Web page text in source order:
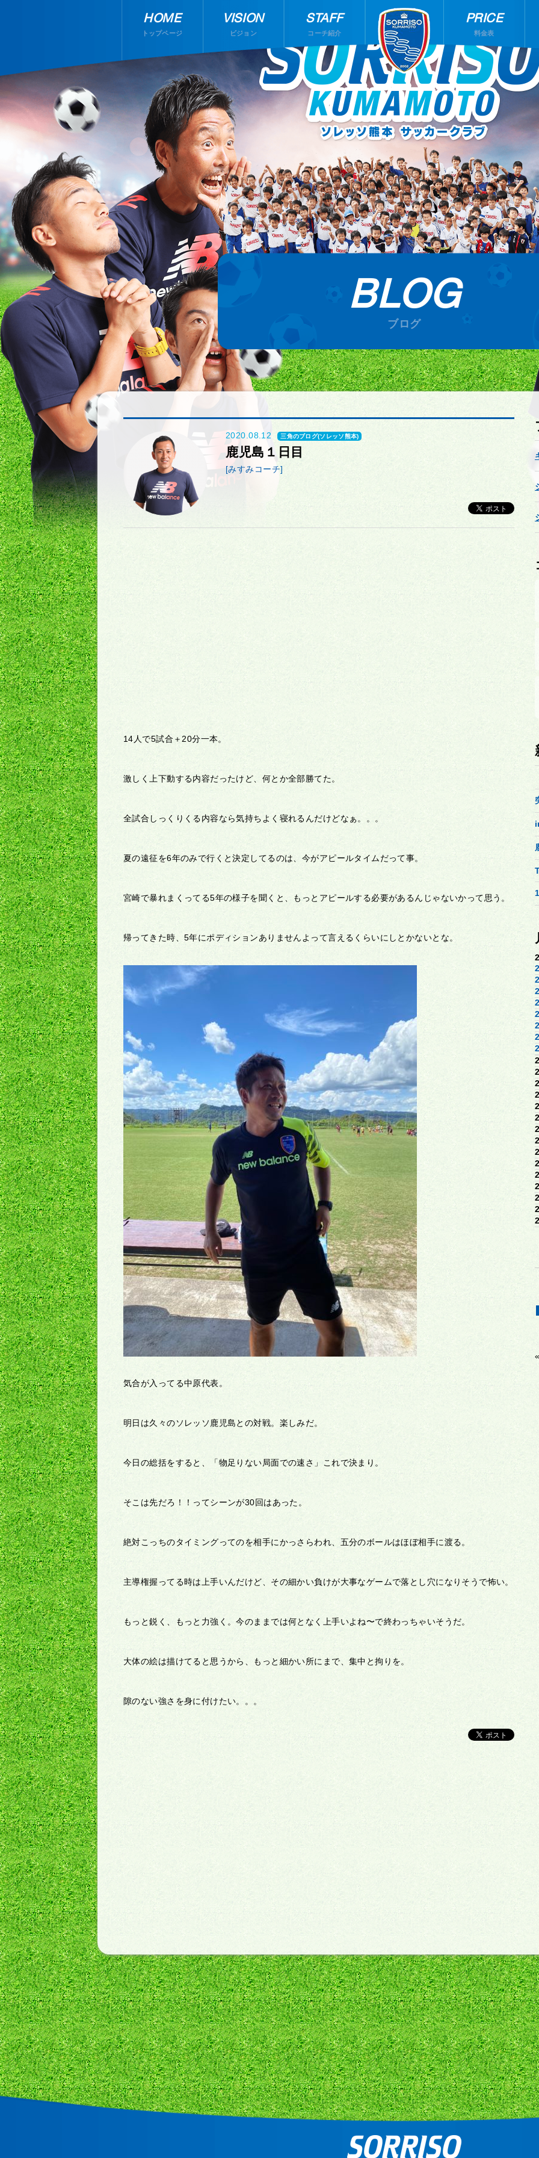
HOME
トップページ
VISION
ビジョン
STAFF
コーチ紹介
PRICE
料金表
BLOG
ブログ
2020.08.12 三角のブログ(ソレッソ熊本)
鹿児島１日目
[みすみコーチ]
14人で5試合＋20分一本。
激しく上下動する内容だったけど、何とか全部勝てた。
全試合しっくりくる内容なら気持ちよく寝れるんだけどなぁ。。。
夏の遠征を6年のみで行くと決定してるのは、今がアピールタイムだって事。
宮崎で暴れまくってる5年の様子を聞くと、もっとアピールする必要があるんじゃないかって思う。
帰ってきた時、5年にポディションありませんよって言えるくらいにしとかないとな。
気合が入ってる中原代表。
明日は久々のソレッソ鹿児島との対戦。楽しみだ。
今日の総括をすると、「物足りない局面での速さ」これで決まり。
そこは先だろ！！ってシーンが30回はあった。
絶対こっちのタイミングってのを相手にかっさらわれ、五分のボールはほぼ相手に渡る。
主導権握ってる時は上手いんだけど、その細かい負けが大事なゲームで落とし穴になりそうで怖い。
もっと鋭く、もっと力強く。今のままでは何となく上手いよね〜で終わっちゃいそうだ。
大体の絵は描けてると思うから、もっと細かい所にまで、集中と拘りを。
隙のない強さを身に付けたい。。。